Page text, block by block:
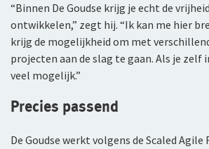
Voor jou als ondernemer
Nabestaandenverzekering Collectief
Privacyverklaring sollicitanten
Jaarverslag
“Binnen De Goudse krijg je echt de
ontwikkelen,” zegt hij. “Ik kan me hier
krijg de mogelijkheid om met
projecten aan de slag te gaan. Als je
veel mogelijk.”
Precies passend
De Goudse werkt volgens de Scaled Agile